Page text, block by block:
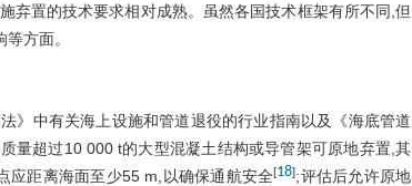
弃置的技术要求相对成熟。虽然各国技术框架有所不同,但
方面。
》中有关海上设施和管道退役的行业指南以及《海底管道
量超过10 000 t的大型混凝土结构或导管架可原地弃置,其
应距离海面至少55 m,以确保通航安全[18];评估后允许原地